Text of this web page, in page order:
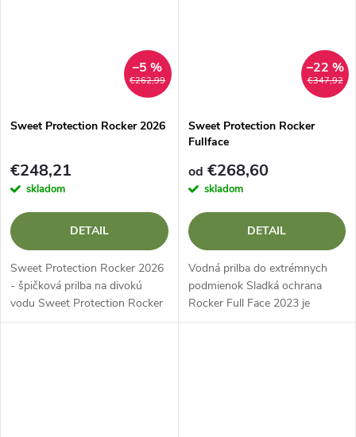
€262,99
–5 %
Sweet Protection Rocker 2026
€248,21
skladom
DETAIL
Sweet Protection Rocker 2026
- špičková prilba na divokú
vodu Sweet Protection Rocker
2026 je prémiová prilba na
€347,92
–22 %
Sweet Protection Rocker
Fullface
od €268,60
skladom
DETAIL
Vodná prilba do extrémnych
podmienok Sladká ochrana
Rocker Full Face 2023 je
vodácka prilba, ktorá bola